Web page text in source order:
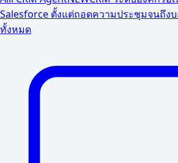
Salesforce ตั้งแต่ถอดความประชุมจนถึง
ทั้งหมด